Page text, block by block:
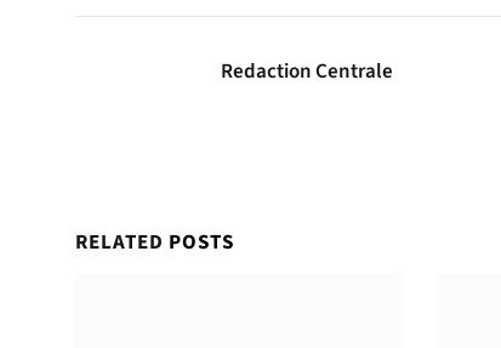
Redaction Centrale
RELATED POSTS